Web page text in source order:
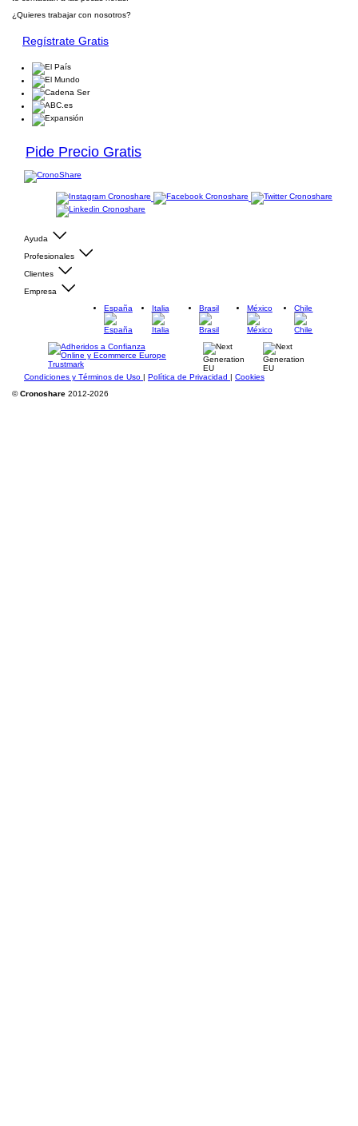
¿Quieres trabajar con nosotros?
Regístrate Gratis
Pide Precio Gratis
Ayuda
Profesionales
Clientes
Empresa
España
Italia Brasil México Chile
Condiciones y Términos de Uso | Política de Privacidad | Cookies
©Cronoshare 2012-2026